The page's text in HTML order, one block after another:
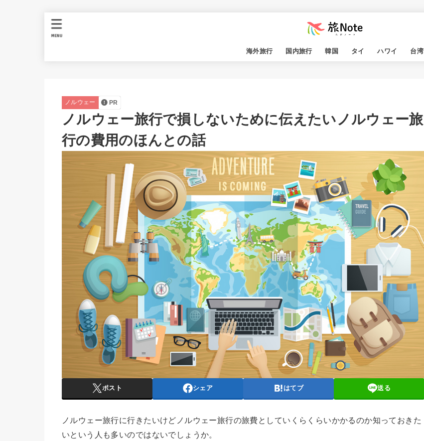
海外旅行 国内旅行 韓国 タイ ハワイ 台湾
MENU
ノルウェー PR
ノルウェー旅行で損しないために伝えたいノルウェー旅
行の費用のほんとの話
ポスト シェア はてブ 送る
ノルウェー旅行に行きたいけどノルウェー旅行の旅費としていくらくらいかかるのか知っておきた
いという人も多いのではないでしょうか。